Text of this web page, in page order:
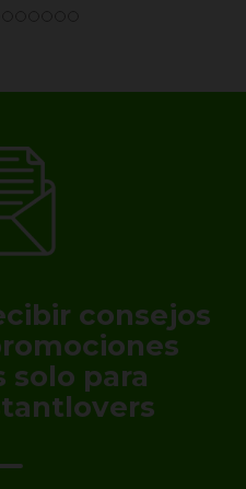
consejos
solo para